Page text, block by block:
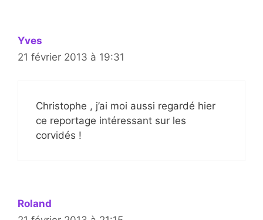
Yves
21 février 2013 à 19:31
Christophe , j’ai moi aussi regardé hier
ce reportage intéressant sur les
corvidés !
Roland